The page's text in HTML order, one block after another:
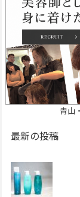
青山
最新の投稿